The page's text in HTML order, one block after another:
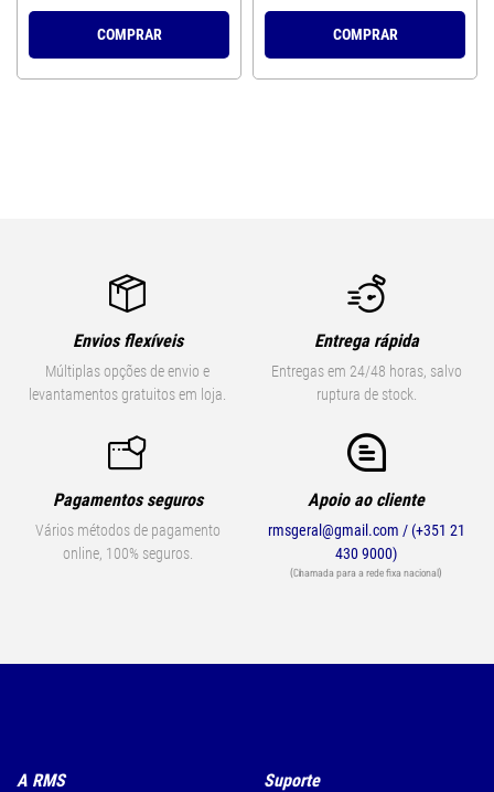
COMPRAR COMPRAR
Envios flexíveis
Múltiplas opções de envio e
levantamentos gratuitos em loja.
Entrega rápida
Entregas em 24/48 horas, salvo
ruptura de stock.
Pagamentos seguros
Vários métodos de pagamento
online, 100% seguros.
Apoio ao cliente
rmsgeral@gmail.com / (+351 21
430 9000)
(Chamada para a rede fixa nacional)
A RMS
Suporte